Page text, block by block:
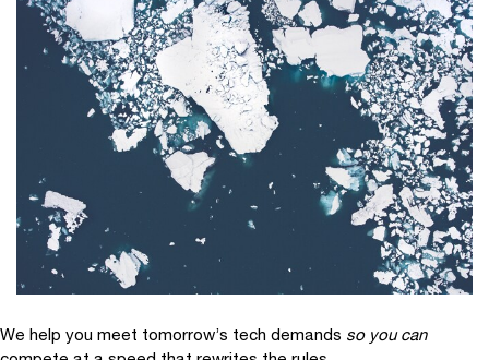
We help you meet tomorrow’s tech demands so you can